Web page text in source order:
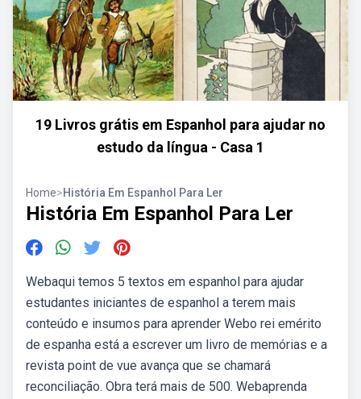
19 Livros grátis em Espanhol para ajudar no
estudo da língua - Casa 1
Home>História Em Espanhol Para Ler
História Em Espanhol Para Ler
Webaqui temos 5 textos em espanhol para ajudar
estudantes iniciantes de espanhol a terem mais
conteúdo e insumos para aprender Webo rei emérito
de espanha está a escrever um livro de memórias e a
revista point de vue avança que se chamará
reconciliação. Obra terá mais de 500. Webaprenda